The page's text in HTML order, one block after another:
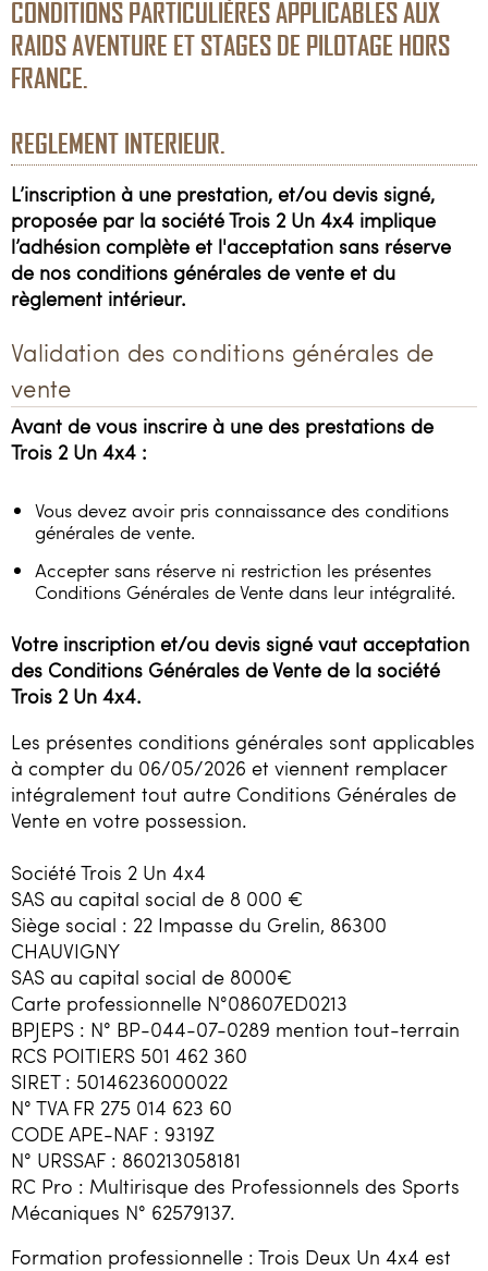
Constructeurs / Presse
3214x4@gmail.com
CONDITIONS PARTICULIÈRES APPLICABLES AUX
RAIDS AVENTURE ET STAGES DE PILOTAGE HORS
FRANCE.
REGLEMENT INTERIEUR.
L’inscription à une prestation, et/ou devis signé,
proposée par la société Trois 2 Un 4x4 implique
l’adhésion complète et l'acceptation sans réserve
de nos conditions générales de vente et du
règlement intérieur.
Validation des conditions générales de
vente
Avant de vous inscrire à une des prestations de
Trois 2 Un 4x4 :
Vous devez avoir pris connaissance des conditions
générales de vente.
Accepter sans réserve ni restriction les présentes
Conditions Générales de Vente dans leur intégralité.
Votre inscription et/ou devis signé vaut acceptation
des Conditions Générales de Vente de la société
Trois 2 Un 4x4.
Les présentes conditions générales sont applicables
à compter du 06/05/2026 et viennent remplacer
intégralement tout autre Conditions Générales de
Vente en votre possession.
Société Trois 2 Un 4x4
SAS au capital social de 8 000 €
Siège social : 22 Impasse du Grelin, 86300
CHAUVIGNY
SAS au capital social de 8000€
Carte professionnelle N°08607ED0213
BPJEPS : N° BP-044-07-0289 mention tout-terrain
RCS POITIERS 501 462 360
SIRET : 50146236000022
N° TVA FR 275 014 623 60
CODE APE-NAF : 9319Z
N° URSSAF : 860213058181
RC Pro : Multirisque des Professionnels des Sports
Mécaniques N° 62579137.
Formation professionnelle : Trois Deux Un 4x4 est